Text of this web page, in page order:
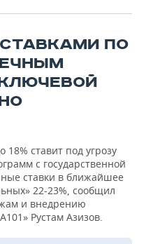
ПО
ставит под угрозу
с государственной
ставки в ближайшее
22-23%, сообщил
и внедрению
Рустам Азизов.